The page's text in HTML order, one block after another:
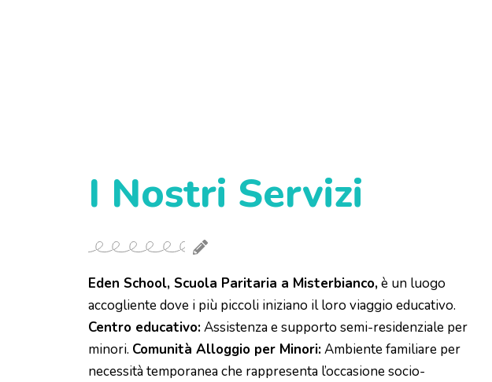
I Nostri Servizi
Eden School, Scuola Paritaria a Misterbianco,è un luogo
accogliente dove i più piccoli iniziano il loro viaggio educativo.
Centro educativo:Assistenza e supporto semi-residenziale per
minori. Comunità Alloggio per Minori:Ambiente familiare per
necessità temporanea che rappresenta l’occasione socio-